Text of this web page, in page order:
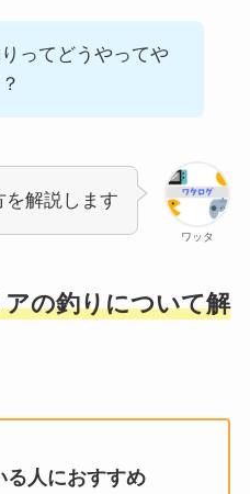
ってどうやってや
ワッタ
を解説します
の釣りについて解
る人におすすめ